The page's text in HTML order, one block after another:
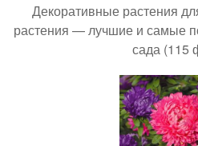
Декоративные растения
растения — лучшие и самые
сада (115